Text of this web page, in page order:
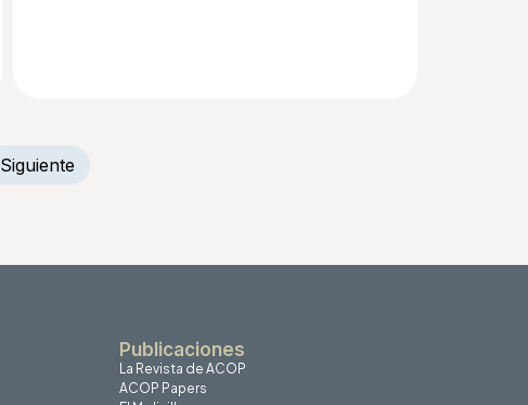
Siguiente
Publicaciones
La Revista de ACOP
ACOP Papers